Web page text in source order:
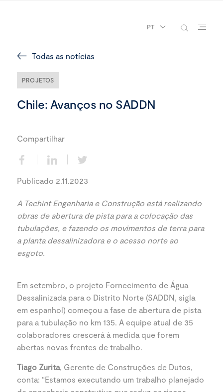
PT
Todas as notícias
PROJETOS
Chile: Avanços no SADDN
Compartilhar
Publicado 2.11.2023
A Techint Engenharia e Construção está realizando
obras de abertura de pista para a colocação das
tubulações, e fazendo os movimentos de terra para
a planta dessalinizadora e o acesso norte ao
esgoto.
Em setembro, o projeto Fornecimento de Água
Dessalinizada para o Distrito Norte (SADDN, sigla
em espanhol) começou a fase de abertura de pista
para a tubulação no km 135. A equipe atual de 35
colaboradores crescerá à medida que forem
abertas novas frentes de trabalho.
Tiago Zurita, Gerente de Construções de Dutos,
conta: “Estamos executando um trabalho planejado